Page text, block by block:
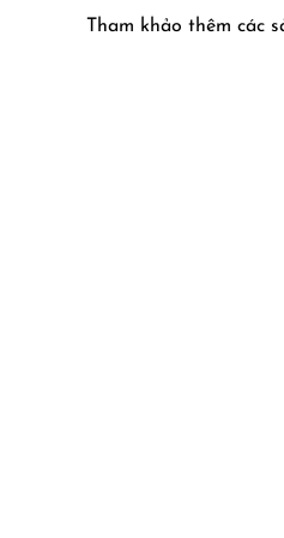
Tham khảo thêm các